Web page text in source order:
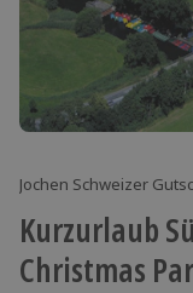
Jochen Schweizer
Kurzurlaub
Christmas